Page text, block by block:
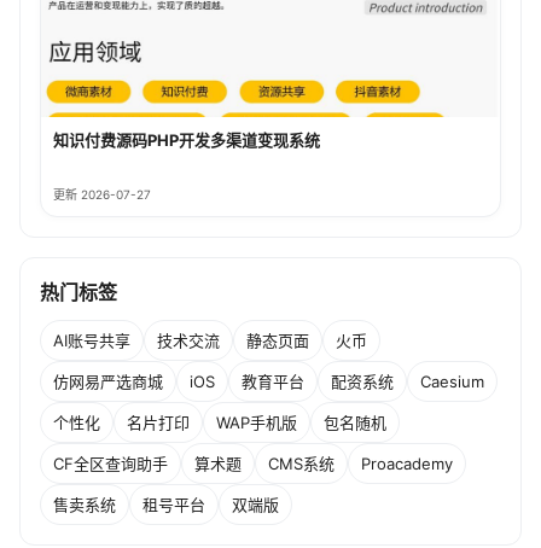
知识付费源码PHP开发多渠道变现系统
更新 2026-07-27
热门标签
AI账号共享 技术交流 静态页面 火币
仿网易严选商城 iOS 教育平台 配资系统 Caesium
个性化 名片打印 WAP手机版 包名随机
CF全区查询助手 算术题 CMS系统 Proacademy
售卖系统 租号平台 双端版